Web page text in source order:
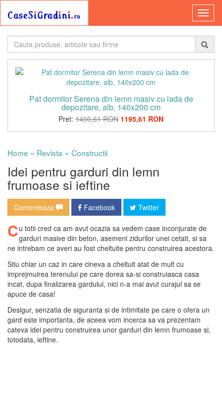
Pat dormitor Serena din lemn masiv cu lada de
depozitare, alb, 140x200 cm
Pret: 1400,61 RON 1195,61 RON
Home » Revista » Constructii
Idei pentru garduri din lemn
frumoase si ieftine
Comenteaza Facebook Twitter
Cu totii cred ca am avut ocazia sa vedem case inconjurate de
garduri masive din beton, asemeni zidurilor unei cetati, si sa
ne intrebam ce averi au fost cheltuite pentru construirea acestora.
Stiu chiar un caz in care cineva a cheltuit atat de mult cu
imprejmuirea terenului pe care dorea sa-si construiasca casa
incat, dupa finalizarea gardului, nici n-a mai avut curajul sa se
apuce de casa!
Desigur, senzatia de siguranta si de intimitate pe care o ofera un
gard este importanta, de aceea vom incerca sa va prezentam
cateva idei pentru construirea unor garduri din lemn frumoase si,
totodata, ieftine.